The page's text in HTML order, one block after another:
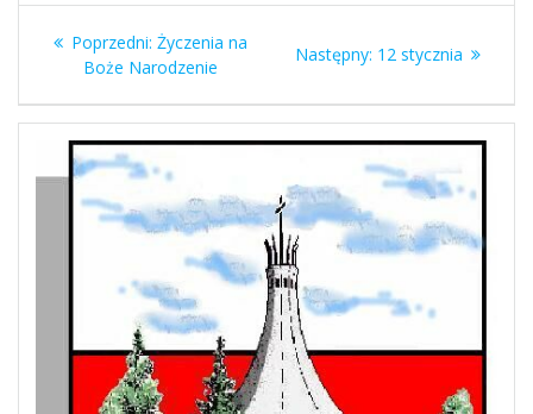
Nawigacja
wpisu
Poprzedni: Poprzedni
wpis:
Życzenia na
Boże Narodzenie
Następny: Następny
12 stycznia